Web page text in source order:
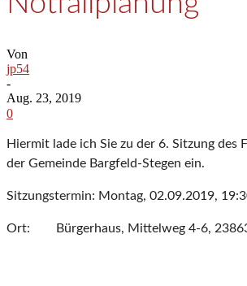
Von
jp54
-
Aug. 23, 2019
0
Hiermit lade ich Sie zu der 6. Sitzung des
der Gemeinde Bargfeld-Stegen ein.
Sitzungstermin: Montag, 02.09.2019,
Ort: Bürgerhaus, Mittelweg 4-6, 23863